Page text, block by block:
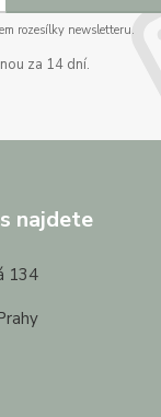
rozesílky newsletteru.
za 14 dní.
najdete
134